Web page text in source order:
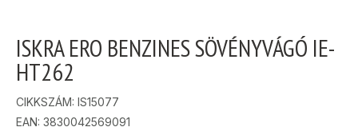
ISKRA ERO BENZINES SÖVÉNYVÁGÓ IE-
HT262
CIKKSZÁM: IS15077
EAN: 3830042569091